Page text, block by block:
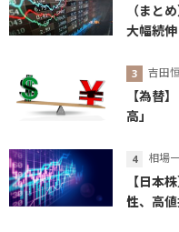
（まと
大幅続
吉田
【為替
高」
相場
【日本
性、高